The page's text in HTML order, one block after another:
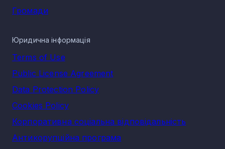
Громади
Юридична інформація
Terms of Use
Public License Agreement
Data Protection Policy
Cookies Policy
Корпоративна соціальна відповідальність
Антикорупційна програма